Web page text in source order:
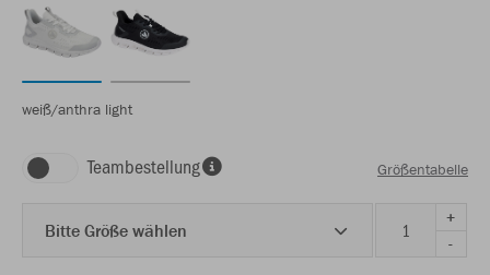
weiß/anthra light
Teambestellung Größentabelle
Bitte Größe wählen
+
-